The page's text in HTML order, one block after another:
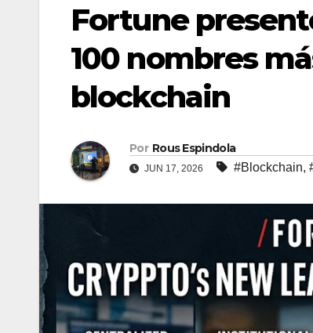
Fortune
100 nombres
blockchain
Por Rous Espindola
JUN 17, 2026 #Blockchain,